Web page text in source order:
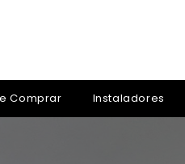
Comprar Instaladores